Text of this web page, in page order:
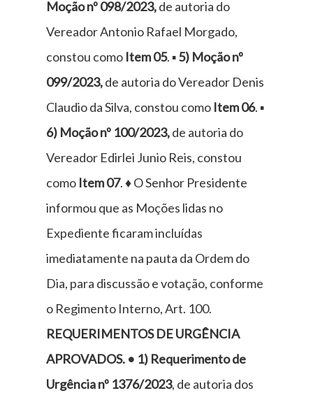
Moção nº 098/2023,de autoria do
Vereador Antonio Rafael Morgado,
constou como Item 05. ▪5) Moção nº
099/2023,de autoria do Vereador Denis
Claudio da Silva, constou como Item 06. ▪
6) Moção nº 100/2023,de autoria do
Vereador Edirlei Junio Reis, constou
como Item 07. ♦ O Senhor Presidente
informou que as Moções lidas no
Expediente ficaram incluídas
imediatamente na pauta da Ordem do
Dia, para discussão e votação, conforme
o Regimento Interno, Art. 100.
REQUERIMENTOS DE URGÊNCIA
APROVADOS. • 1) Requerimento de
Urgência nº 1376/2023, de autoria dos